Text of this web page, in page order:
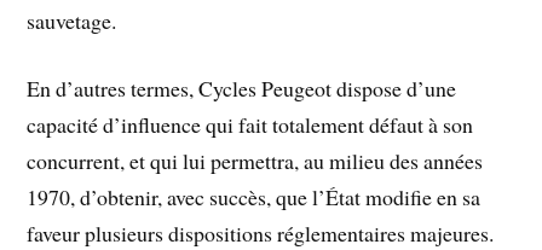
sauvetage.
En d’autres termes, Cycles Peugeot dispose d’une
capacité d’influence qui fait totalement défaut à son
concurrent, et qui lui permettra, au milieu des années
1970, d’obtenir, avec succès, que l’État modifie en sa
faveur plusieurs dispositions réglementaires majeures.